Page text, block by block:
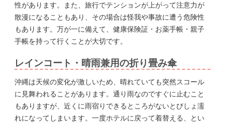
性があります。また、旅行でテンションが上がって注意力が
散漫になることもあり、その場合は怪我や事故に遭う危険性
もあります。万が一に備えて、健康保険証・お薬手帳・親子
手帳を持って行くことが大切です。
レインコート・晴雨兼用の折り畳み傘
沖縄は天候の変化が激しいため、晴れていても突然スコール
に見舞われることがあります。通り雨なのですぐに止むこと
もありますが、近くに雨宿りできるところがないとびしょ濡
れになってしまいます。一度ホテルに戻って着替える、とい